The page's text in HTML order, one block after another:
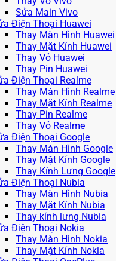
Sửa Main Vivo
Điện Thoại Huawei
Thay Màn Hình Huawei
Thay Mặt Kính Huawei
Thay Vỏ Huawei
Thay Pin Huawei
Điện Thoại Realme
Thay Màn Hình Realme
Thay Mặt Kính Realme
Thay Pin Realme
Thay Vỏ Realme
Điện Thoại Google
Thay Màn Hình Google
Thay Mặt Kính Google
Thay Kính Lưng Google
Điện Thoại Nubia
Thay Màn Hình Nubia
Thay Mặt Kính Nubia
Thay kính lưng Nubia
Điện Thoại Nokia
Thay Màn Hình Nokia
Thay Mặt Kính Nokia